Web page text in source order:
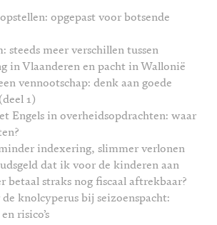
opgepast voor botsende
steeds meer verschillen tussen
in Vlaanderen en pacht in Wallonië
vennootschap: denk aan goede
1)
Engels in overheidsopdrachten: waar
indexering, slimmer verlonen
dat ik voor de kinderen aan
betaal straks nog fiscaal aftrekbaar?
de knolcyperus bij seizoenspacht:
risico’s